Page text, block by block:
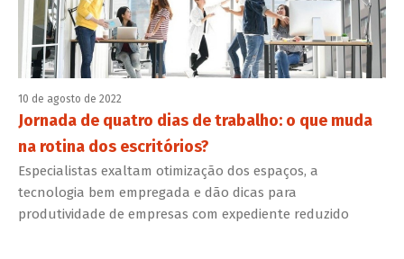
10 de agosto de 2022
Jornada de quatro dias de trabalho: o que muda
na rotina dos escritórios?
Especialistas exaltam otimização dos espaços, a
tecnologia bem empregada e dão dicas para
produtividade de empresas com expediente reduzido